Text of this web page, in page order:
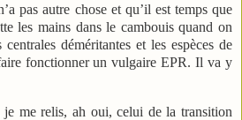
pas autre chose et qu’il est temps que
les mains dans le cambouis quand on
déméritantes et les espèces de
fonctionner un vulgaire EPR. Il va y
je me relis, ah oui, celui de la transition